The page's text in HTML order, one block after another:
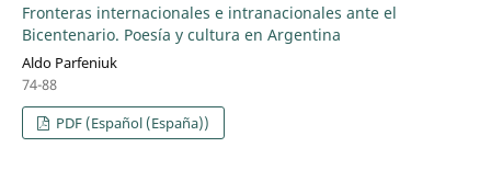
Fronteras internacionales e intranacionales ante el
Bicentenario. Poesía y cultura en Argentina
Aldo Parfeniuk
74-88
PDF (Español (España))